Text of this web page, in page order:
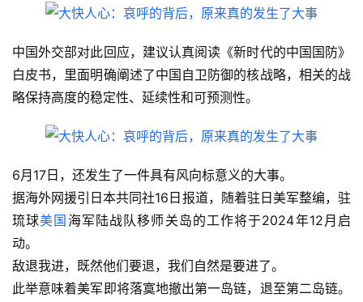
中国外交部对此回应，建议认真阅读《新时代的中国国防》
白皮书，里面明确阐述了中国自卫防御的核战略，相关的战
略保持高度的稳定性、延续性和可预测性。
6月17日，还发生了一件具有风向标意义的大事。
据海外网援引日本共同社16日报道，随着驻日美军整编，驻
琉球美国 海军陆战队移师关岛的工作将于2024年12月启
动。
敌退我进，既然他们要退，我们自然是要进了。
此举意味着美军即将落寞地撤出第一岛链，退至第二岛链。